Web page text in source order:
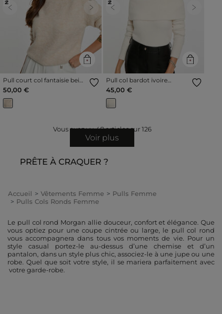
Previous Next
Pull court col fantaisie beige
50,00 €
Previous Next
Pull col bardot ivoire
45,00 €
Vous avez vu48articles sur126
Voir plus
PRÊTE À CRAQUER ?
Accueil Vêtements Femme
Pulls Femme
Pulls Cols Ronds Femme
Le pull col rond Morgan allie douceur, confort et élégance. Que
vous optiez pour une coupe cintrée ou large, le pull col rond
vous accompagnera dans tous vos moments de vie. Pour un
style casual portez-le au-dessus d’une chemise et d’un
pantalon, dans un style plus chic, associez-le à une jupe ou une
robe. Quel que soit votre style, il se mariera parfaitement avec
votre garde-robe.